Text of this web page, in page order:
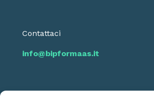
Contattaci
info@bipformaas.it